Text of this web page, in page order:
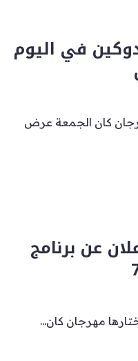
في اليوم
كان الجمعة عرض
عن برنامج
مهرجان كان...